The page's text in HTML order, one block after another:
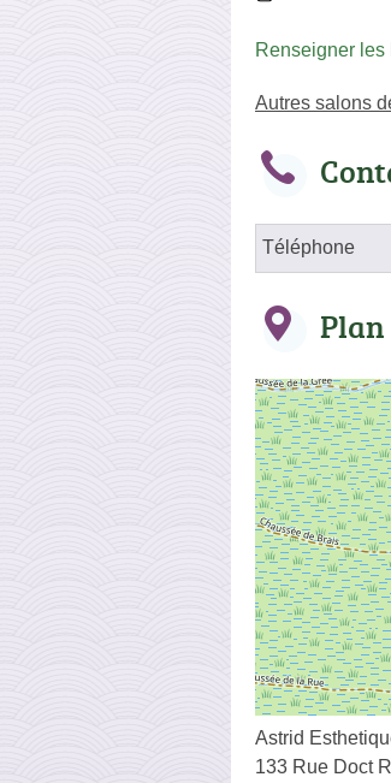
Renseigner les
Autres salons
Téléphone
Plan
Astrid
133 Rue Doct